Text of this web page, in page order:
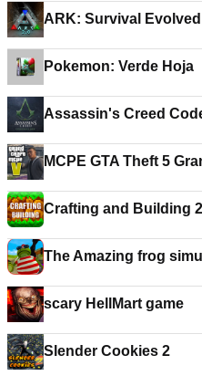
ARK: Survival Evolved
Pokemon: Verde Hoja
Assassin's Creed
MCPE GTA Theft 5
Crafting and Building
The Amazing frog
scary HellMart game
Slender Cookies 2